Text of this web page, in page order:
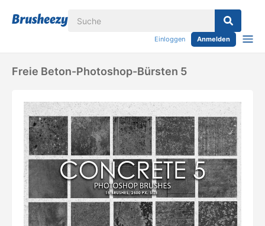
Einloggen Anmelden
Freie Beton-Photoshop-Bürsten 5